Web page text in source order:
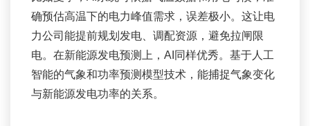
确预估高温下的电力峰值需求，误差极小。这让电
力公司能提前规划发电、调配资源，避免拉闸限
电。在新能源发电预测上，AI同样优秀。基于人工
智能的气象和功率预测模型技术，能捕捉气象变化
与新能源发电功率的关系。